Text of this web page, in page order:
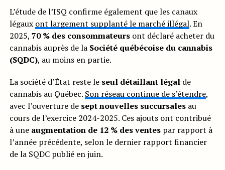
L’étude de l’ISQ confirme également que les canaux
légaux ont largement supplanté le marché illégal. En
2025, 70 % des consommateursont déclaré acheter du
cannabis auprès de la Société québécoise du cannabis
(SQDC), au moins en partie.
La société d’État reste le seul détaillant légalde
cannabis au Québec. Son réseau continue de s’étendre,
avec l’ouverture de sept nouvelles succursalesau
cours de l’exercice 2024-2025. Ces ajouts ont contribué
à une augmentation de 12 % des ventespar rapport à
l’année précédente, selon le dernier rapport financier
de la SQDC publié en juin.